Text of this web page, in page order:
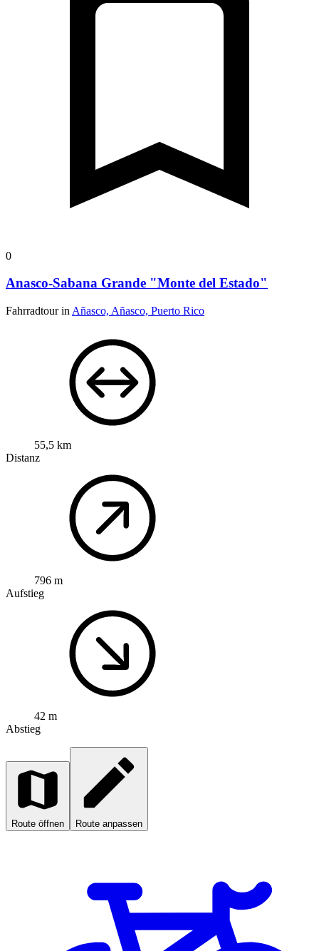
0
Anasco-Sabana Grande "Monte del Estado"
Fahrradtour in Añasco, Añasco, Puerto Rico
55,5 km
Distanz
796 m
Aufstieg
42 m
Abstieg
Route öffnen Route anpassen